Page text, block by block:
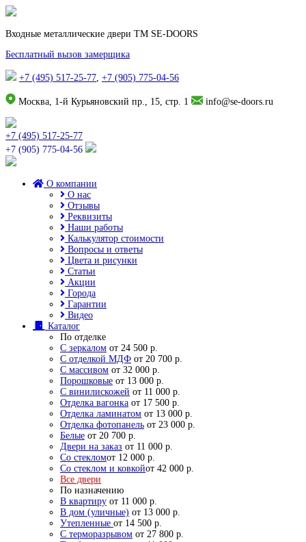
Входные металлические двери TM SE-DOORS
Бесплатный вызов замерщика
+7 (495) 517-25-77, +7 (905) 775-04-56
Москва, 1-й Курьяновский пр., 15, стр. 1 info@se-doors.ru
+7 (495) 517-25-77
+7 (905) 775-04-56
О компании
О нас
Отзывы
Реквизиты
Наши работы
Калькулятор стоимости
Вопросы и ответы
Цвета и рисунки
Статьи
Акции
Города
Гарантии
Видео
Каталог
По отделке
С зеркалом от 24 500 р.
С отделкой МДФ от 20 700 р.
С массивом от 32 000 р.
Порошковые от 13 000 р.
С винилискожей от 11 000 р.
Отделка вагонка от 17 500 р.
Отделка ламинатом от 13 000 р.
Отделка фотопанель от 23 000 р.
Белые от 20 700 р.
Двери на заказ от 11 000 р.
Со стекломот 12 000 р.
Со стеклом и ковкойот 42 000 р.
Все двери
По назначению
В квартиру от 11 000 р.
В дом (уличные) от 13 000 р.
Утепленные от 14 500 р.
С терморазрывом от 27 800 р.